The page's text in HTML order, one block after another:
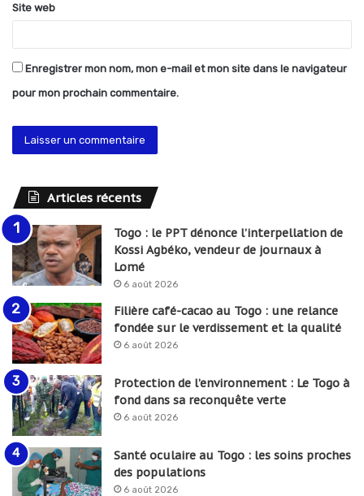
Site web
Enregistrer mon nom, mon e-mail et mon site dans le navigateur
pour mon prochain commentaire.
Articles récents
Togo : le PPT dénonce l’interpellation de
Kossi Agbéko, vendeur de journaux à
Lomé
6 août 2026
Filière café-cacao au Togo : une relance
fondée sur le verdissement et la qualité
6 août 2026
Protection de l’environnement : Le Togo à
fond dans sa reconquête verte
6 août 2026
Santé oculaire au Togo : les soins proches
des populations
6 août 2026